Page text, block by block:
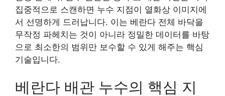
집중적으로 스캔하면 누수 지점이 열화상 이미지에
서 선명하게 드러납니다. 이는 베란다 전체 바닥을
무작정 파헤치는 것이 아니라 정밀한 데이터를 바탕
으로 최소한의 범위만 보수할 수 있게 해주는 핵심
기술입니다.
베란다 배관 누수의 핵심 지